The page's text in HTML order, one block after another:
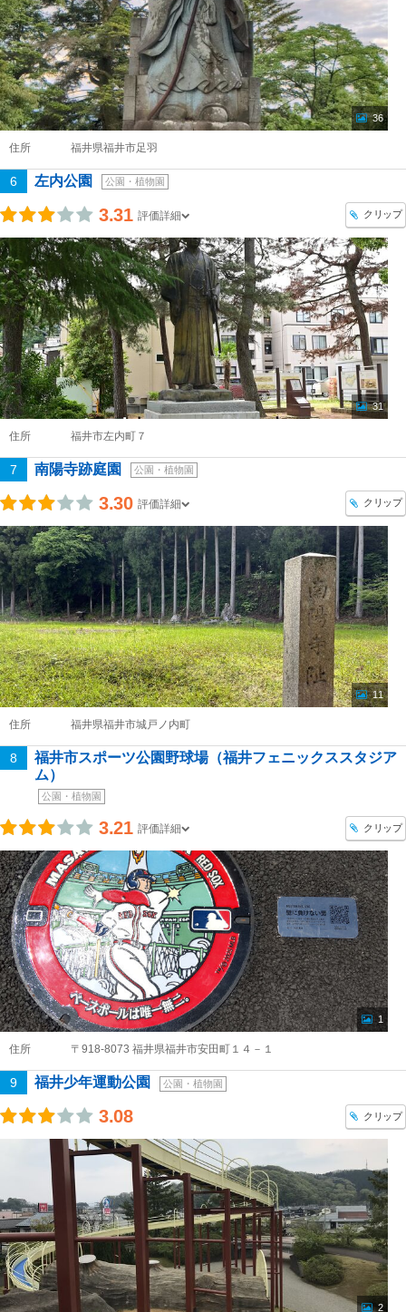
36
住所 福井県福井市足羽
6 左内公園 公園・植物園
3.31 評価詳細 クリップ
31
住所 福井市左内町７
7 南陽寺跡庭園 公園・植物園
3.30 評価詳細 クリップ
11
住所 福井県福井市城戸ノ内町
8
福井市スポーツ公園野球場（福井フェニックススタジア
ム）
公園・植物園
3.21 評価詳細 クリップ
1
住所 〒918-8073 福井県福井市安田町１４－１
9 福井少年運動公園 公園・植物園
3.08 クリップ
2